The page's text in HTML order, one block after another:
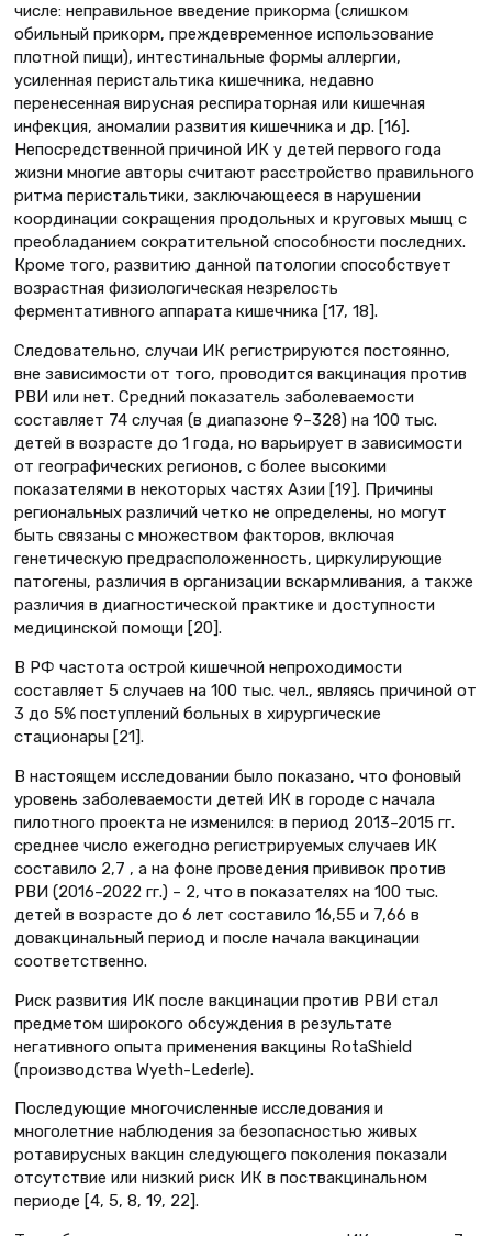
числе: неправильное введение прикорма (слишком
обильный прикорм, преждевременное использование
плотной пищи), интестинальные формы аллергии,
усиленная перистальтика кишечника, недавно
перенесенная вирусная респираторная или кишечная
инфекция, аномалии развития кишечника и др. [16].
Непосредственной причиной ИК у детей первого года
жизни многие авторы считают расстройство правильного
ритма перистальтики, заключающееся в нарушении
координации сокращения продольных и круговых мышц с
преобладанием сократительной способности последних.
Кроме того, развитию данной патологии способствует
возрастная физиологическая незрелость
ферментативного аппарата кишечника [17, 18].
Следовательно, случаи ИК регистрируются постоянно,
вне зависимости от того, проводится вакцинация против
РВИ или нет. Средний показатель заболеваемости
составляет 74 случая (в диапазоне 9–328) на 100 тыс.
детей в возрасте до 1 года, но варьирует в зависимости
от географических регионов, с более высокими
показателями в некоторых частях Азии [19]. Причины
региональных различий четко не определены, но могут
быть связаны с множеством факторов, включая
генетическую предрасположенность, циркулирующие
патогены, различия в организации вскармливания, а также
различия в диагностической практике и доступности
медицинской помощи [20].
В РФ частота острой кишечной непроходимости
составляет 5 случаев на 100 тыс. чел., являясь причиной от
3 до 5% поступлений больных в хирургические
стационары [21].
В настоящем исследовании было показано, что фоновый
уровень заболеваемости детей ИК в городе с начала
пилотного проекта не изменился: в период 2013–2015 гг.
среднее число ежегодно регистрируемых случаев ИК
составило 2,7 , а на фоне проведения прививок против
РВИ (2016–2022 гг.) – 2, что в показателях на 100 тыс.
детей в возрасте до 6 лет составило 16,55 и 7,66 в
довакцинальный период и после начала вакцинации
соответственно.
Риск развития ИК после вакцинации против РВИ стал
предметом широкого обсуждения в результате
негативного опыта применения вакцины RotaShield
(производства Wyeth-Lederle).
Последующие многочисленные исследования и
многолетние наблюдения за безопасностью живых
ротавирусных вакцин следующего поколения показали
отсутствие или низкий риск ИК в поствакцинальном
периоде [4, 5, 8, 19, 22].